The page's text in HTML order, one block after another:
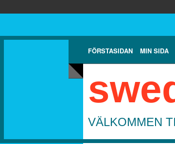
FÖRSTASIDAN MIN SIDA
VÄLKOMMEN